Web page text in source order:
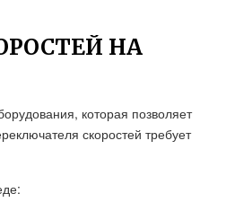
НА
которая позволяет
скоростей требует